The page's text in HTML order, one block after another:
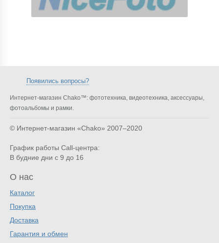
Появились вопросы?
Интернет-магазин Chako™: фототехника, видеотехника, аксессуары,
фотоальбомы и рамки.
© Интернет-магазин «Chako» 2007–2020
График работы Call-центра:
В будние дни с 9 до 16
О нас
Каталог
Покупка
Доставка
Гарантия и обмен